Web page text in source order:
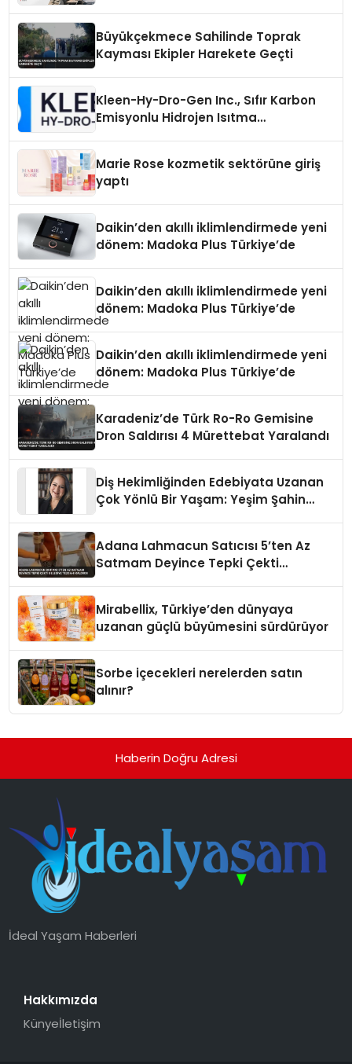
Büyükçekmece Sahilinde Toprak
Kayması Ekipler Harekete Geçti
Kleen-Hy-Dro-Gen Inc., Sıfır Karbon
Emisyonlu Hidrojen Isıtma
Marie Rose kozmetik sektörüne giriş
yaptı
Daikin’den akıllı iklimlendirmede yeni
dönem: Madoka Plus Türkiye’de
Daikin’den akıllı iklimlendirmede yeni
dönem: Madoka Plus Türkiye’de
Daikin’den akıllı iklimlendirmede yeni
dönem: Madoka Plus Türkiye’de
Karadeniz’de Türk Ro-Ro Gemisine
Dron Saldırısı 4 Mürettebat Yaralandı
Diş Hekimliğinden Edebiyata Uzanan
Çok Yönlü Bir Yaşam: Yeşim Şahin
Adana Lahmacun Satıcısı 5’ten Az
Satmam Deyince Tepki Çekti
Mirabellix, Türkiye’den dünyaya
uzanan güçlü büyümesini sürdürüyor
Sorbe içecekleri nerelerden satın
alınır?
Haberin Doğru Adresi
İdeal Yaşam Haberleri
Hakkımızda
Künyeİletişim